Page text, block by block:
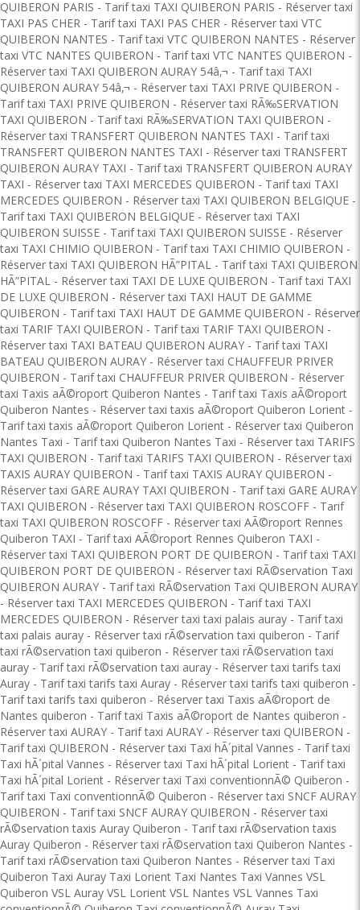
QUIBERON PARIS - Tarif taxi TAXI QUIBERON PARIS - Réserver taxi
TAXI PAS CHER - Tarif taxi TAXI PAS CHER - Réserver taxi VTC
QUIBERON NANTES - Tarif taxi VTC QUIBERON NANTES - Réserver
taxi VTC NANTES QUIBERON - Tarif taxi VTC NANTES QUIBERON -
Réserver taxi TAXI QUIBERON AURAY 54â‚¬ - Tarif taxi TAXI
QUIBERON AURAY 54â‚¬ - Réserver taxi TAXI PRIVE QUIBERON -
Tarif taxi TAXI PRIVE QUIBERON - Réserver taxi RÃ‰SERVATION
TAXI QUIBERON - Tarif taxi RÃ‰SERVATION TAXI QUIBERON -
Réserver taxi TRANSFERT QUIBERON NANTES TAXI - Tarif taxi
TRANSFERT QUIBERON NANTES TAXI - Réserver taxi TRANSFERT
QUIBERON AURAY TAXI - Tarif taxi TRANSFERT QUIBERON AURAY
TAXI - Réserver taxi TAXI MERCEDES QUIBERON - Tarif taxi TAXI
MERCEDES QUIBERON - Réserver taxi TAXI QUIBERON BELGIQUE -
Tarif taxi TAXI QUIBERON BELGIQUE - Réserver taxi TAXI
QUIBERON SUISSE - Tarif taxi TAXI QUIBERON SUISSE - Réserver
taxi TAXI CHIMIO QUIBERON - Tarif taxi TAXI CHIMIO QUIBERON -
Réserver taxi TAXI QUIBERON HÃ”PITAL - Tarif taxi TAXI QUIBERON
HÃ”PITAL - Réserver taxi TAXI DE LUXE QUIBERON - Tarif taxi TAXI
DE LUXE QUIBERON - Réserver taxi TAXI HAUT DE GAMME
QUIBERON - Tarif taxi TAXI HAUT DE GAMME QUIBERON - Réserver
taxi TARIF TAXI QUIBERON - Tarif taxi TARIF TAXI QUIBERON -
Réserver taxi TAXI BATEAU QUIBERON AURAY - Tarif taxi TAXI
BATEAU QUIBERON AURAY - Réserver taxi CHAUFFEUR PRIVER
QUIBERON - Tarif taxi CHAUFFEUR PRIVER QUIBERON - Réserver
taxi Taxis aÃ©roport Quiberon Nantes - Tarif taxi Taxis aÃ©roport
Quiberon Nantes - Réserver taxi taxis aÃ©roport Quiberon Lorient -
Tarif taxi taxis aÃ©roport Quiberon Lorient - Réserver taxi Quiberon
Nantes Taxi - Tarif taxi Quiberon Nantes Taxi - Réserver taxi TARIFS
TAXI QUIBERON - Tarif taxi TARIFS TAXI QUIBERON - Réserver taxi
TAXIS AURAY QUIBERON - Tarif taxi TAXIS AURAY QUIBERON -
Réserver taxi GARE AURAY TAXI QUIBERON - Tarif taxi GARE AURAY
TAXI QUIBERON - Réserver taxi TAXI QUIBERON ROSCOFF - Tarif
taxi TAXI QUIBERON ROSCOFF - Réserver taxi AÃ©roport Rennes
Quiberon TAXI - Tarif taxi AÃ©roport Rennes Quiberon TAXI -
Réserver taxi TAXI QUIBERON PORT DE QUIBERON - Tarif taxi TAXI
QUIBERON PORT DE QUIBERON - Réserver taxi RÃ©servation Taxi
QUIBERON AURAY - Tarif taxi RÃ©servation Taxi QUIBERON AURAY
- Réserver taxi TAXI MERCEDES QUIBERON - Tarif taxi TAXI
MERCEDES QUIBERON - Réserver taxi taxi palais auray - Tarif taxi
taxi palais auray - Réserver taxi rÃ©servation taxi quiberon - Tarif
taxi rÃ©servation taxi quiberon - Réserver taxi rÃ©servation taxi
auray - Tarif taxi rÃ©servation taxi auray - Réserver taxi tarifs taxi
Auray - Tarif taxi tarifs taxi Auray - Réserver taxi tarifs taxi quiberon -
Tarif taxi tarifs taxi quiberon - Réserver taxi Taxis aÃ©roport de
Nantes quiberon - Tarif taxi Taxis aÃ©roport de Nantes quiberon -
Réserver taxi AURAY - Tarif taxi AURAY - Réserver taxi QUIBERON -
Tarif taxi QUIBERON - Réserver taxi Taxi hÃ´pital Vannes - Tarif taxi
Taxi hÃ´pital Vannes - Réserver taxi Taxi hÃ´pital Lorient - Tarif taxi
Taxi hÃ´pital Lorient - Réserver taxi Taxi conventionnÃ© Quiberon -
Tarif taxi Taxi conventionnÃ© Quiberon - Réserver taxi SNCF AURAY
QUIBERON - Tarif taxi SNCF AURAY QUIBERON - Réserver taxi
rÃ©servation taxis Auray Quiberon - Tarif taxi rÃ©servation taxis
Auray Quiberon - Réserver taxi rÃ©servation taxi Quiberon Nantes -
Tarif taxi rÃ©servation taxi Quiberon Nantes - Réserver taxi Taxi
Quiberon Taxi Auray Taxi Lorient Taxi Nantes Taxi Vannes VSL
Quiberon VSL Auray VSL Lorient VSL Nantes VSL Vannes Taxi